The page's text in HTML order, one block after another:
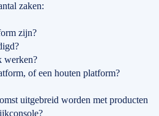
zaken:
zijn?
werken?
of een houten platform?
uitgebreid worden met producten